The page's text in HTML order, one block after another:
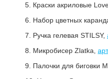
5. Краски акриловые
6. Набор цветных
7. Ручка гелевая STILSY,
8. Микробисер Zlatka,
9. Палочки для биговки